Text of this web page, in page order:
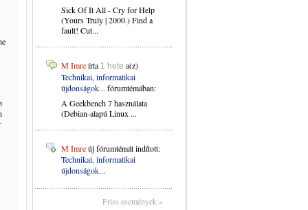
Sick Of It All - Cry for Help
(Yours Truly | 2000.) Find a
fault! Cut...
M Imreírta 1 hete a(z)
Technikai, informatikai
újdonságok... fórumtémában:
A Geekbench 7 használata
(Debian-alapú Linux ...
M Imreúj fórumtémát indított:
Technikai, informatikai
újdonságok...
Friss események »